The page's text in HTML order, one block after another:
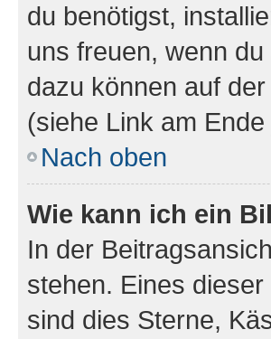
du benötigst,
uns freuen, wenn
dazu können auf
(siehe Link am
Nach oben
Wie kann ich ein
In der
stehen. Eines
sind dies Sterne,